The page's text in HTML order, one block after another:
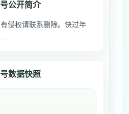
公开简介
侵权请联系删除。快过年
数据快照